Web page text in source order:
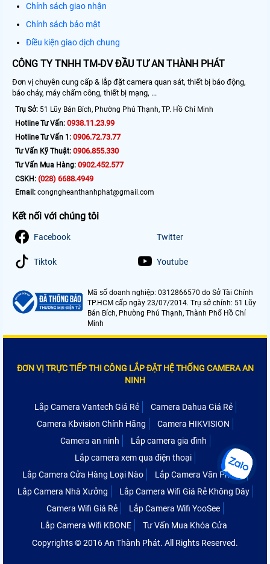
Chính sách giao nhận
Chính sách bảo mật
Điều kiện giao dịch chung
CÔNG TY TNHH TM-DV ĐẦU TƯ AN THÀNH PHÁT
Đơn vị chuyên cung cấp & lắp đặt camera quan sát, thiết bị báo động,
báo cháy, máy chấm công, thiết bị mạng, ...
Trụ Sở: 51 Lũy Bán Bích, Phường Phú Thạnh, TP. Hồ Chí Minh
Hotline Tư Vấn: 0938.11.23.99
Hotline Tư Vấn 1: 0906.72.73.77
Tư Vấn Kỹ Thuật: 0906.855.330
Tư Vấn Mua Hàng: 0902.452.577
CSKH: (028) 6688.4949
Email: congngheanthanhphat@gmail.com
Kết nối với chúng tôi
Facebook Twitter
Tiktok Youtube
Mã số doanh nghiệp: 0312866570 do Sở Tài Chính
TP.HCM cấp ngày 23/07/2014. Trụ sở chính: 51 Lũy
Bán Bích, Phường Phú Thạnh, Thành Phố Hồ Chí
Minh
ĐƠN VỊ TRỰC TIẾP THI CÔNG LẮP ĐẶT HỆ THỐNG CAMERA AN
NINH
Lắp Camera Vantech Giá Rẻ
Camera Dahua Giá Rẻ
Camera Kbvision Chính Hãng
Camera HIKVISION
Camera an ninh
Lắp camera gia đình
Lắp camera xem qua điện thoại
Lắp Camera Cửa Hàng Loại Nào
Lắp Camera Văn Phòng
Lắp Camera Nhà Xưởng
Lắp Camera Wifi Giá Rẻ Không Dây
Camera Wifi Giá Rẻ
Lắp Camera Wifi YooSee
Lắp Camera Wifi KBONE
Tư Vấn Mua Khóa Cửa
Copyrights © 2016 An Thành Phát. All Rights Reserved.